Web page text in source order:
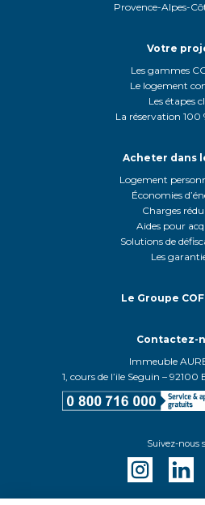
Provence-Alpes-
Votre
Les gammes
Le logement
Les étapes
La réservation 100
Acheter dans
Logement
Économies
Charges
Aides pour
Solutions de
Les
Le Groupe
Contactez-
Immeuble
1, cours de l’ile Seguin –
Suivez-nous